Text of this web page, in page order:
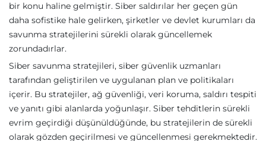
bir konu haline gelmiştir. Siber saldırılar her geçen gün
daha sofistike hale gelirken, şirketler ve devlet kurumları da
savunma stratejilerini sürekli olarak güncellemek
zorundadırlar.
Siber savunma stratejileri, siber güvenlik uzmanları
tarafından geliştirilen ve uygulanan plan ve politikaları
içerir. Bu stratejiler, ağ güvenliği, veri koruma, saldırı tespiti
ve yanıtı gibi alanlarda yoğunlaşır. Siber tehditlerin sürekli
evrim geçirdiği düşünüldüğünde, bu stratejilerin de sürekli
olarak gözden geçirilmesi ve güncellenmesi gerekmektedir.